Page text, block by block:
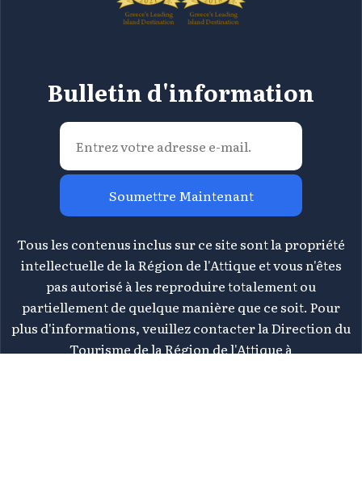
Bulletin d'information
Soumettre Maintenant
Tous les contenus inclus sur ce site sont la propriété
intellectuelle de la Région de l'Attique et vous n'êtes
pas autorisé à les reproduire totalement ou
partiellement de quelque manière que ce soit. Pour
plus d'informations, veuillez contacter la Direction du
Tourisme de la Région de l'Attique à